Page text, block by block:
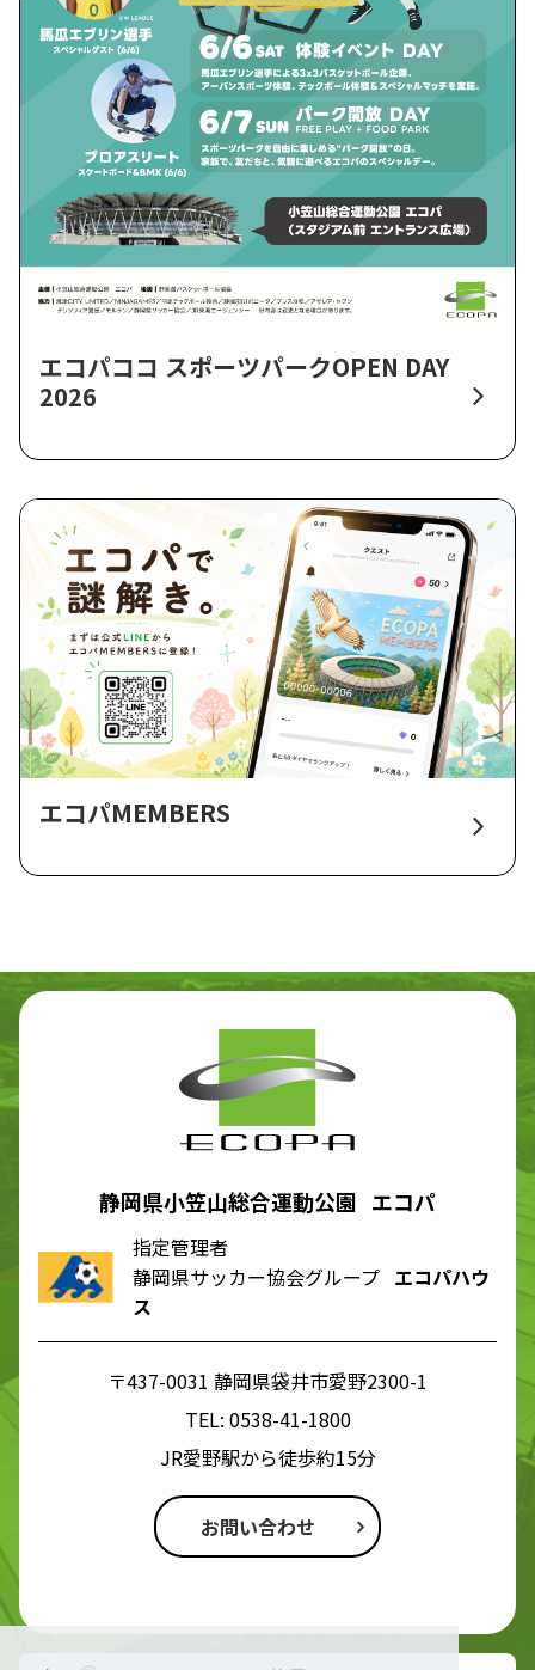
エコパココ スポーツパークOPEN DAY
2026
エコパMEMBERS
静岡県小笠山総合運動公園 エコパ
指定管理者
静岡県サッカー協会グループ エコパハウ
ス
〒437-0031 静岡県袋井市愛野2300-1
TEL: 0538-41-1800
JR愛野駅から徒歩約15分
お問い合わせ